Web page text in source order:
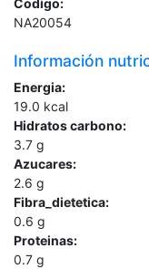
Codigo:
NA20054
Información
Energia:
19.0 kcal
Hidratos carbono:
3.7 g
Azucares:
2.6 g
Fibra_dietetica:
0.6 g
Proteinas:
0.7 g